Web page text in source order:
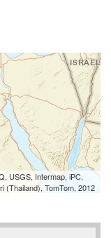
USGS, Intermap, iPC,
(Thailand), TomTom, 2012